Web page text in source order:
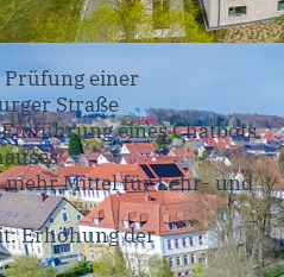
Prüfung einer
Straße
eines Chatbots
mehr Mittel für Lehr- und
Erhöhung der